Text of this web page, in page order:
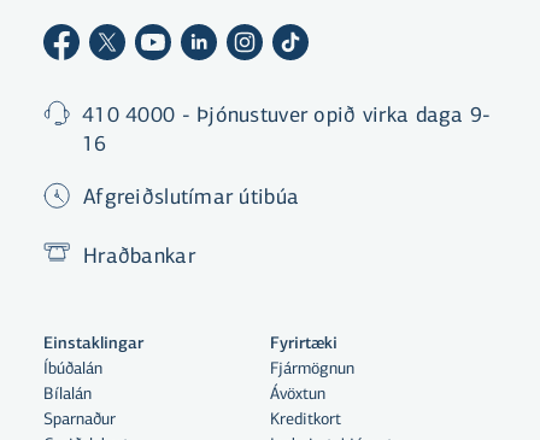
410 4000 - Þjónustuver opið virka daga 9-
16
Afgreiðslutímar útibúa
Hraðbankar
Einstaklingar
Íbúðalán
Bílalán
Sparnaður
Fyrirtæki
Fjármögnun
Ávöxtun
Kreditkort